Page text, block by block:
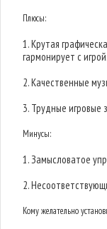
Плюсы:
1. Крутая
гармонирует с игрой.
2. Качественные
3. Трудные игровые
Минусы:
1. Замысловатое
2.
Кому желательно